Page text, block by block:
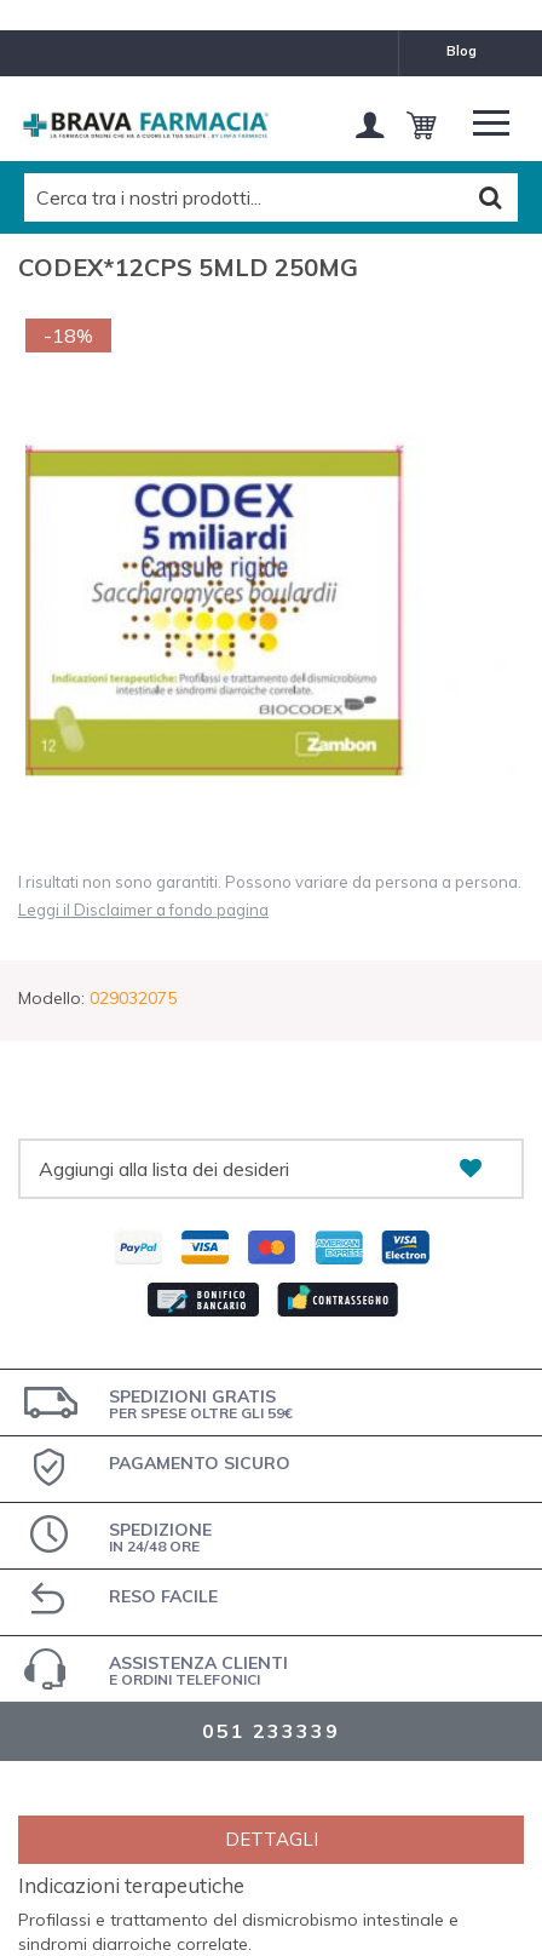
blog
CODEX*12CPS 5MLD 250MG
-18%
I risultati non sono garantiti. Possono variare da persona a persona.
Leggi il Disclaimer a fondo pagina
Modello: 029032075
Aggiungi alla lista dei desideri
SPEDIZIONI GRATIS
PER SPESE OLTRE GLI 59€
PAGAMENTO SICURO
SPEDIZIONE
IN 24/48 ORE
RESO FACILE
ASSISTENZA CLIENTI
E ORDINI TELEFONICI
051 233339
DETTAGLI
Indicazioni terapeutiche
Profilassi e trattamento del dismicrobismo intestinale e
sindromi diarroiche correlate.